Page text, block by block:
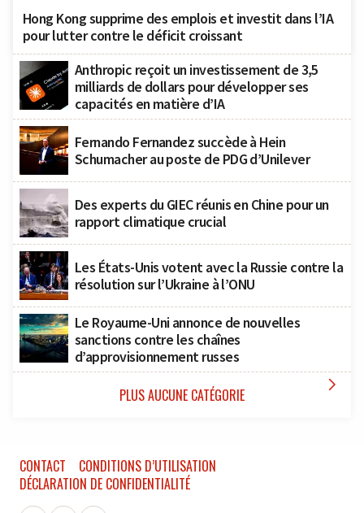
Hong Kong supprime des emplois et investit dans l’IA
pour lutter contre le déficit croissant
Anthropic reçoit un investissement de 3,5
milliards de dollars pour développer ses
capacités en matière d’IA
Fernando Fernandez succède à Hein
Schumacher au poste de PDG d’Unilever
Des experts du GIEC réunis en Chine pour un
rapport climatique crucial
Les États-Unis votent avec la Russie contre la
résolution sur l’Ukraine à l’ONU
Le Royaume-Uni annonce de nouvelles
sanctions contre les chaînes
d’approvisionnement russes
PLUS AUCUNE CATÉGORIE 
CONTACT
CONDITIONS D’UTILISATION
DÉCLARATION DE CONFIDENTIALITÉ